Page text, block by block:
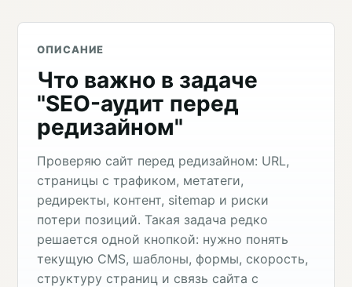
ОПИСАНИЕ
Что важно в задаче
"SEO-аудит перед
редизайном"
Проверяю сайт перед редизайном: URL,
страницы с трафиком, метатеги,
редиректы, контент, sitemap и риски
потери позиций. Такая задача редко
решается одной кнопкой: нужно понять
текущую CMS, шаблоны, формы, скорость,
структуру страниц и связь сайта с